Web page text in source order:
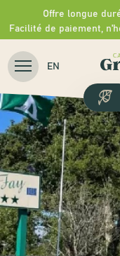
Offre longue
Facilité de paiement,
EN